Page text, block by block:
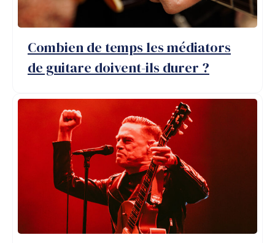
Combien de temps les médiators
de guitare doivent-ils durer ?